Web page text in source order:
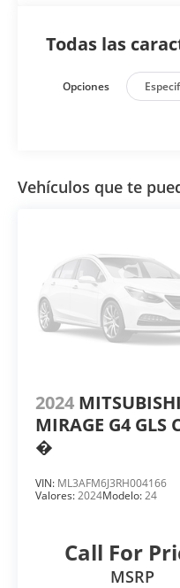
Todas las
Opciones
Vehículos que te
2024 MITSUBISHI
MIRAGE G4 GLS
�
VIN: ML3AFM6J3RH004166
Valores:2024Modelo:24
Call For
MSRP